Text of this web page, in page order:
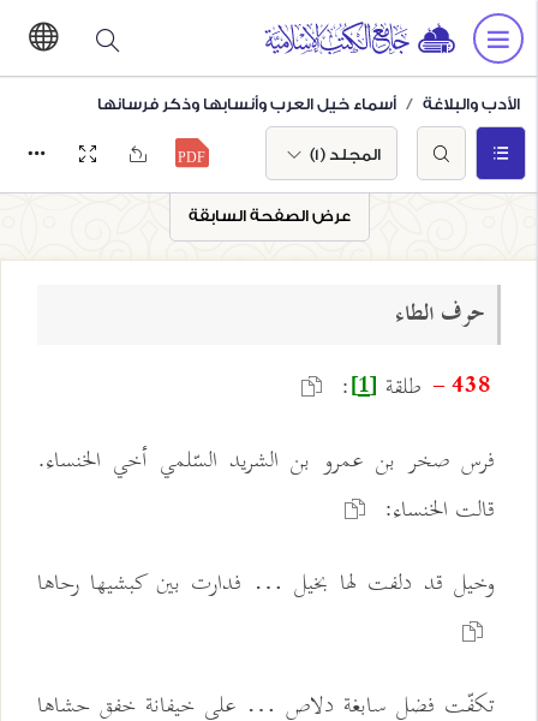
الأدب والبلاغة أسماء خيل العرب وأنسابها وذكر فرسانها
المجلد (1)
عرض الصفحة السابقة
حرف الطاء
438 - طلقة [1]
:
فرس صخر بن عمرو بن الشريد السّلمي أخي الخنساء.
قالت الخنساء:
وخيل قد دلفت لها بخيل … فدارت بين كبشيها رحاها
تكفّت فضل سابغة دلاص … على خيفانة خفق حشاها